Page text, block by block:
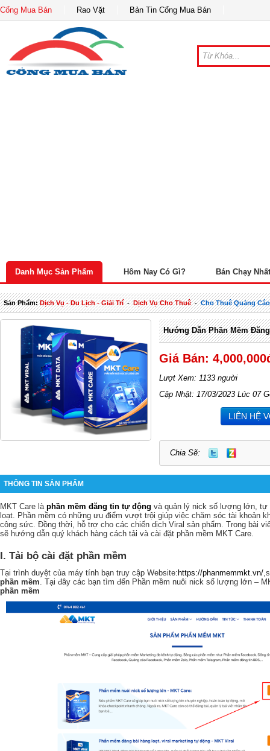
Cổng Mua Bán Rao Vặt Bản Tin Cổng Mua Bán
Danh Mục Sản Phẩm Hôm Nay Có Gì? Bán Chạy Nhất
Sản Phẩm:Dịch Vụ - Du Lịch - Giải Trí-Dịch Vụ Cho Thuê-Cho Thuê Quảng Cáo
Hướng Dẫn Phần Mềm
Giá Bán:
Lượt Xem: 1133 người
Cập Nhật: 17/03/2023 Lúc 07
LIÊN HỆ
Chia Sẽ:
THÔNG TIN SẢN PHẨM
MKT Care là phần mềm đăng tin tự động và quản lý nick số lượng lớn, tự
loạt. Phần mềm có những ưu điểm vượt trội giúp việc chăm sóc tài khoản
công sức. Đồng thời, hỗ trợ cho các chiến dịch Viral sản phẩm. Trong bài
sẽ hướng dẫn quý khách hàng cách tải và cài đặt phần mềm MKT Care.
I. Tải bộ cài đặt phần mềm
Tại trình duyệt của máy tính bạn truy cập Website:https://phanmemmkt.vn/
phần mềm . Tại đây các bạn tìm đến Phần mềm nuôi nick số lượng lớn –
phần mềm